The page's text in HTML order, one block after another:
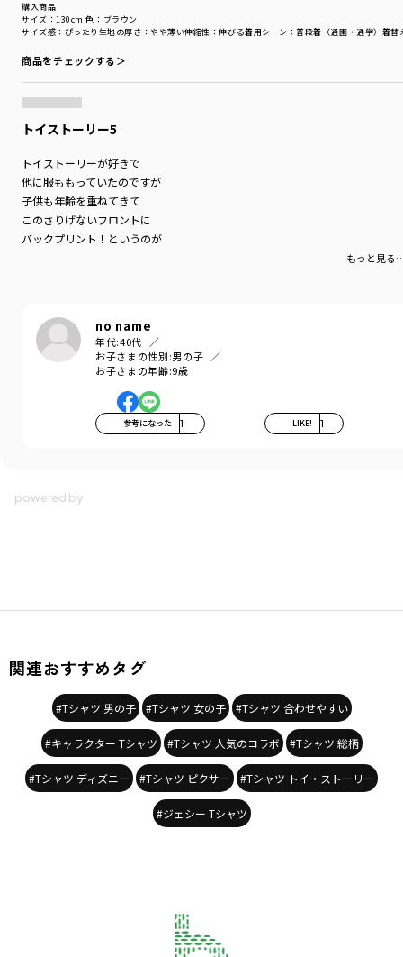
購入商品
サイズ感 ：ぴったり 生地の厚さ ：やや薄い伸縮性 ：伸びる着用シーン ：普段着（通園・通学） 着替
サイズ：130cm 色：ブラウン
商品をチェックする＞
トイストーリー5
トイストーリーが好きで
他に服ももっていたのですが
子供も年齢を重ねてきて
このさりげないフロントに
バックプリント！というのが
もっと見る
no name
年代:40代
お子さまの性別:男の子
お子さまの年齢:9歳
参考になった 1 LIKE! 1
関連おすすめタグ
#Tシャツ 男の子 #Tシャツ 女の子 #Tシャツ 合わせやすい
#キャラクター Tシャツ #Tシャツ 人気のコラボ #Tシャツ 総柄
#Tシャツ ディズニー #Tシャツ ピクサー #Tシャツ トイ・ストーリー
#ジェシー Tシャツ